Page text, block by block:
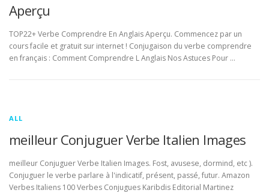
Aperçu
TOP22+ Verbe Comprendre En Anglais Aperçu. Commencez par un
cours facile et gratuit sur internet ! Conjugaison du verbe comprendre
en français : Comment Comprendre L Anglais Nos Astuces Pour …
ALL
meilleur Conjuguer Verbe Italien Images
meilleur Conjuguer Verbe Italien Images. Fost, avusese, dormind, etc ).
Conjuguer le verbe parlare à l'indicatif, présent, passé, futur. Amazon
Verbes Italiens 100 Verbes Conjugues Karibdis Editorial Martinez